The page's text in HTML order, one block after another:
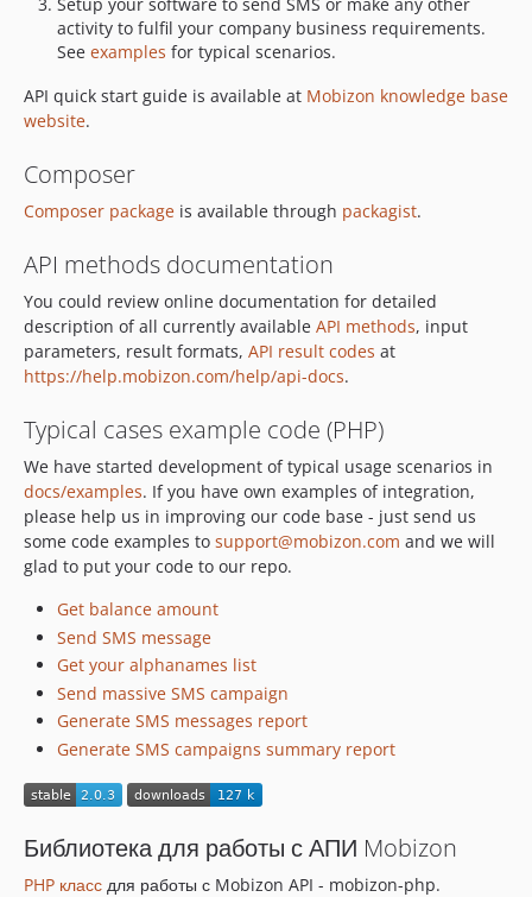
activity to fulfil your company business requirements.
See examples for typical scenarios.
API quick start guide is available at Mobizon knowledge base
website.
Composer
Composer package is available through packagist.
API methods documentation
You could review online documentation for detailed
description of all currently available API methods, input
parameters, result formats, API result codes at
https://help.mobizon.com/help/api-docs.
Typical cases example code (PHP)
We have started development of typical usage scenarios in
docs/examples. If you have own examples of integration,
please help us in improving our code base - just send us
some code examples to support@mobizon.com and we will
glad to put your code to our repo.
Get balance amount
Send SMS message
Get your alphanames list
Send massive SMS campaign
Generate SMS messages report
Generate SMS campaigns summary report
Библиотека для работы с АПИ Mobizon
PHP класс для работы с Mobizon API - mobizon-php.